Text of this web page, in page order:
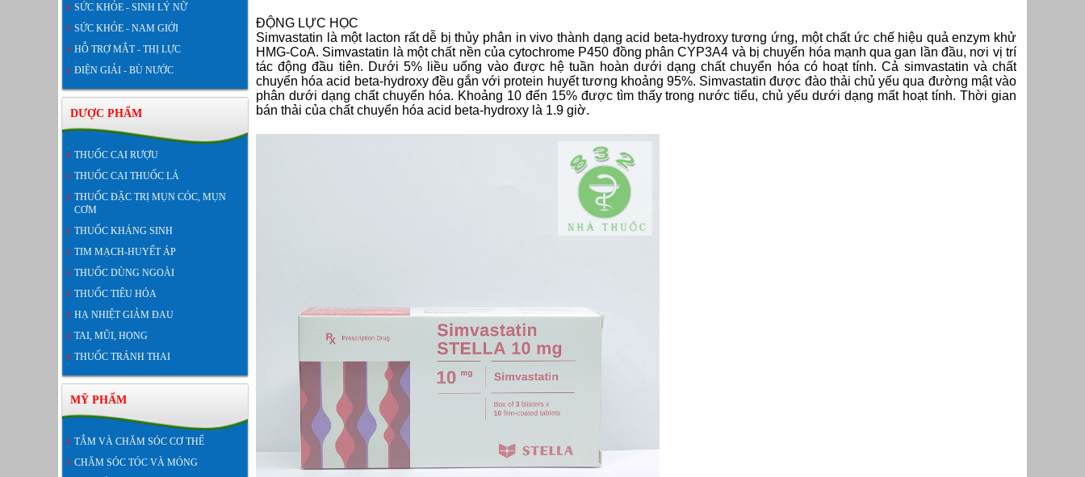
SỨC KHỎE - SINH LÝ NỮ
SỨC KHỎE - NAM GIỚI
HỖ TRỢ MẮT - THỊ LỰC
ĐIỆN GIẢI - BÙ NƯỚC
DƯỢC PHẨM
THUỐC CAI RƯỢU
THUỐC CAI THUỐC LÁ
THUỐC ĐẶC TRỊ MỤN CÓC, MỤN
CƠM
THUỐC KHÁNG SINH
TIM MẠCH-HUYẾT ÁP
THUỐC DÙNG NGOÀI
THUỐC TIÊU HÓA
HẠ NHIỆT GIẢM ĐAU
TAI, MŨI, HỌNG
THUỐC TRÁNH THAI
MỸ PHẨM
TẮM VÀ CHĂM SÓC CƠ THỂ
CHĂM SÓC TÓC VÀ MÓNG
ĐỘNG LỰC HỌC
Simvastatin là một lacton rất dễ bị thủy phân in vivo thành dạng acid beta-hydroxy tương ứng, một chất ức chế hiệu quả enzym khử
HMG-CoA. Simvastatin là một chất nền của cytochrome P450 đồng phân CYP3A4 và bị chuyển hóa mạnh qua gan lần đầu, nơi vị trí
tác động đầu tiên. Dưới 5% liều uống vào được hệ tuần hoàn dưới dạng chất chuyển hóa có hoạt tính. Cả simvastatin và chất
chuyển hóa acid beta-hydroxy đều gắn với protein huyết tương khoảng 95%. Simvastatin được đào thải chủ yếu qua đường mật vào
phân dưới dạng chất chuyển hóa. Khoảng 10 đến 15% được tìm thấy trong nước tiểu, chủ yếu dưới dạng mất hoạt tính. Thời gian
bán thải của chất chuyển hóa acid beta-hydroxy là 1.9 giờ.